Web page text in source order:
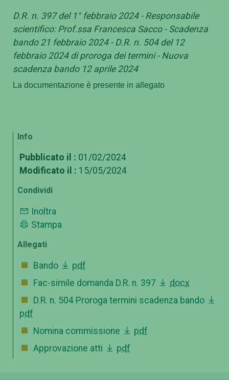
D.R. n. 397 del 1° febbraio 2024 - Responsabile
scientifico: Prof.ssa Francesca Sacco - Scadenza
bando 21 febbraio 2024 - D.R. n. 504 del 12
febbraio 2024 di proroga dei termini - Nuova
scadenza bando 12 aprile 2024
La documentazione è presente in allegato
Info
Pubblicato il : 01/02/2024
Modificato il : 15/05/2024
Condividi
Inoltra
Stampa
Allegati
Bando
pdf
Fac-simile domanda D.R. n. 397
docx
D.R. n. 504 Proroga termini scadenza bando
pdf
Nomina commissione
pdf
Approvazione atti
pdf